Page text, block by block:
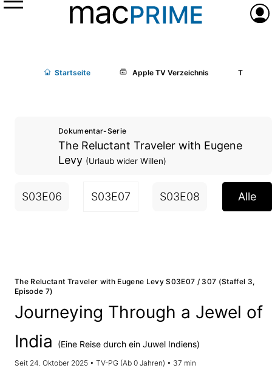
Menü
Startseite Apple TV Verzeichnis The
Dokumentar-Serie
The Reluctant Traveler with Eugene
Levy (Urlaub wider Willen)
S03E06 S03E07 S03E08 S04E01
Alle
The Reluctant Traveler with Eugene Levy S03E07 / 307 (Staffel 3,
Episode 7)
Journeying Through a Jewel of
India
(Eine Reise durch ein Juwel Indiens)
Seit 24. Oktober 2025 • TV-PG (Ab 0 Jahren) • 37 min